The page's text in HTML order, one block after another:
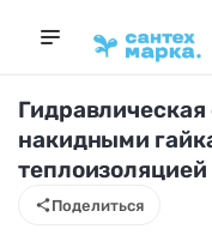
Поделиться
Гидравлическая
накидными